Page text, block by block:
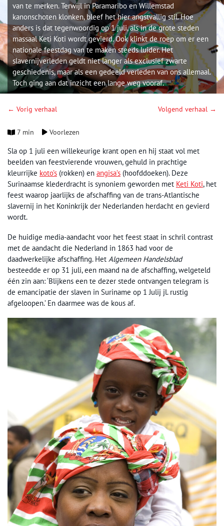
van te merken. Terwijl in Paramaribo en Willemstad
kanonschoten klonken, bleef het hier angstvallig stil. Hoe
anders is dat tegenwoordig op 1 juli, als in de grote steden
massaal Keti Koti wordt gevierd. Ook klinkt de roep om er een
nationale feestdag van te maken steeds luider. Het
slavernijverleden geldt niet langer als exclusief zwarte
geschiedenis, maar als een gedeeld verleden van ons allemaal.
Toch ging aan dat inzicht een lange weg vooraf.
← Vorig verhaal Volgend verhaal →
7 min Voorlezen
Sla op 1 juli een willekeurige krant open en hij staat vol met
beelden van feestvierende vrouwen, gehuld in prachtige
kleurrijke koto’s (rokken) en angisa’s (hoofddoeken). Deze
Surinaamse klederdracht is synoniem geworden met Keti Koti, het
feest waarop jaarlijks de afschaffing van de trans-Atlantische
slavernij in het Koninkrijk der Nederlanden herdacht en gevierd
wordt.
De huidige media-aandacht voor het feest staat in schril contrast
met de aandacht die Nederland in 1863 had voor de
daadwerkelijke afschaffing. Het Algemeen Handelsblad
besteedde er op 31 juli, een maand na de afschaffing, welgeteld
één zin aan: ‘Blijkens een te dezer stede ontvangen telegram is
de emancipatie der slaven in Suriname op 1 Julij jl. rustig
afgeloopen.’ En daarmee was de kous af.